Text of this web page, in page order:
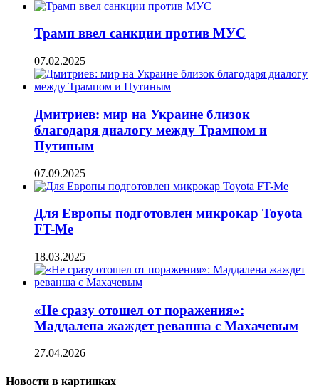
Трамп ввел санкции против МУС
07.02.2025
Дмитриев: мир на Украине близок
благодаря диалогу между Трампом и
Путиным
07.09.2025
Для Европы подготовлен микрокар Toyota
FT-Me
18.03.2025
«Не сразу отошел от поражения»:
Маддалена жаждет реванша с Махачевым
27.04.2026
Новости в картинках